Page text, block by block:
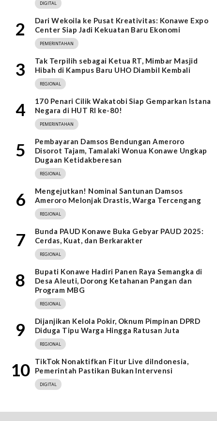
DIGITAL
2
Dari Wekoila ke Pusat Kreativitas: Konawe Expo
Center Siap Jadi Kekuatan Baru Ekonomi
PEMERINTAHAN
3
Tak Terpilih sebagai Ketua RT, Mimbar Masjid
Hibah di Kampus Baru UHO Diambil Kembali
REGIONAL
4
170 Penari Cilik Wakatobi Siap Gemparkan Istana
Negara di HUT RI ke-80!
PEMERINTAHAN
5
Pembayaran Damsos Bendungan Ameroro
Disorot Tajam, Tamalaki Wonua Konawe Ungkap
Dugaan Ketidakberesan
REGIONAL
6
Mengejutkan! Nominal Santunan Damsos
Ameroro Melonjak Drastis, Warga Tercengang
REGIONAL
7
Bunda PAUD Konawe Buka Gebyar PAUD 2025:
Cerdas, Kuat, dan Berkarakter
REGIONAL
8
Bupati Konawe Hadiri Panen Raya Semangka di
Desa Aleuti, Dorong Ketahanan Pangan dan
Program MBG
REGIONAL
9
Dijanjikan Kelola Pokir, Oknum Pimpinan DPRD
Diduga Tipu Warga Hingga Ratusan Juta
REGIONAL
10
TikTok Nonaktifkan Fitur Live diIndonesia,
Pemerintah Pastikan Bukan Intervensi
DIGITAL